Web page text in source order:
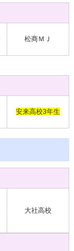
松商ＭＪ
安来高校3年生
大社高校